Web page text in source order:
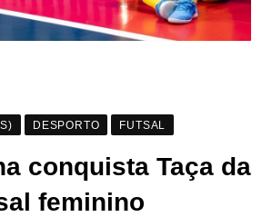
DESPORTO FUTSAL
conquista Taça da
feminino